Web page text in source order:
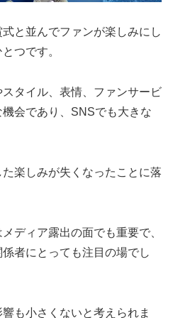
と並んでファンが楽しみにし
つです。
タイル、表情、ファンサービ
会であり、SNSでも大きな
楽しみが失くなったことに落
ディア露出の面でも重要で、
者にとっても注目の場でし
も小さくないと考えられま